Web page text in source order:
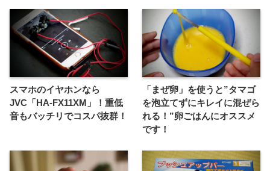
スマホのイヤホンなら
JVC「HA-FX11XM」！重低
音もバッチリでコスパ抜群！
「まぜ卵」を使うと”タマゴ
を泡立てずにキレイに混ぜら
れる！”卵ごはんにオススメ
です！